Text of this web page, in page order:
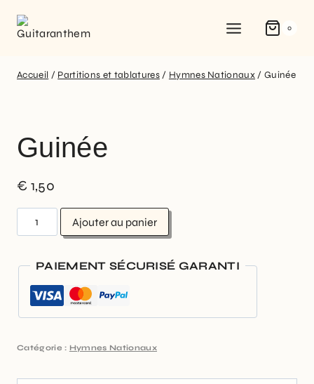
0
Accueil / Partitions et tablatures / Hymnes Nationaux / Guinée
Guinée
€ 1,50
Ajouter au panier
PAIEMENT SÉCURISÉ GARANTI
Catégorie : Hymnes Nationaux